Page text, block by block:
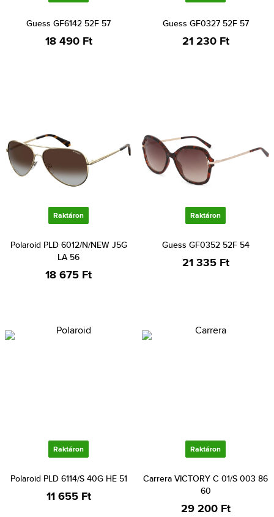
Guess GF6142 52F 57
18 490 Ft
Guess GF0327 52F 57
21 230 Ft
Raktáron
Polaroid PLD 6012/N/NEW J5G
LA 56
18 675 Ft
Raktáron
Guess GF0352 52F 54
21 335 Ft
Raktáron
Polaroid PLD 6114/S 40G HE 51
11 655 Ft
Raktáron
Carrera VICTORY C 01/S 003 86
60
29 200 Ft